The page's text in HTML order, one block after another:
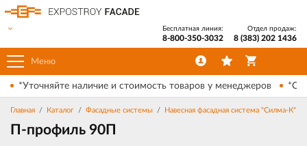
Меню
Бесплатная линия:
8-800-350-3032
Отдел продаж:
8 (383) 202 1436
*Уточняйте наличие и стоимость товаров у менеджеров
Главная Каталог Фасадные системы Навесная фасадная система "Силма-К"
П-профиль 90П